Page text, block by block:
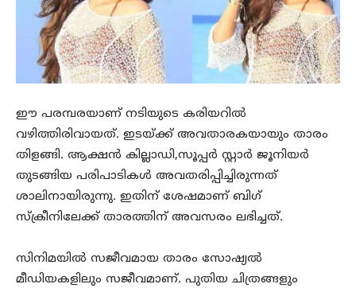
ഈ പരമ്പരയാണ് നടിയുടെ കരിയറിൽ
വഴിത്തിരിവായത്. ഇടയ്ക്ക് അവതാരകയായും താരം
തിളങ്ങി. ആക്ഷൻ കില്ലാഡി,സൂപ്പർ സ്റ്റാർ ജൂനിയർ
തുടങ്ങിയ പരിപാടികൾ അവതരിപ്പിച്ചിരുന്നത്
ശാലിനായിരുന്നു. ഇതിന് ശേഷമാണ് ബിഗ്
സ്‌ക്രീനിലേക്ക് താരത്തിന് അവസരം ലഭിച്ചത്.
സിനിമയിൽ സജീവമായ താരം സോഷ്യൽ
മീഡിയകളിലും സജീവമാണ്. പുതിയ ചിത്രങ്ങളും